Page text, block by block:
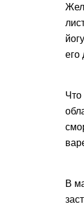
его
Что
В